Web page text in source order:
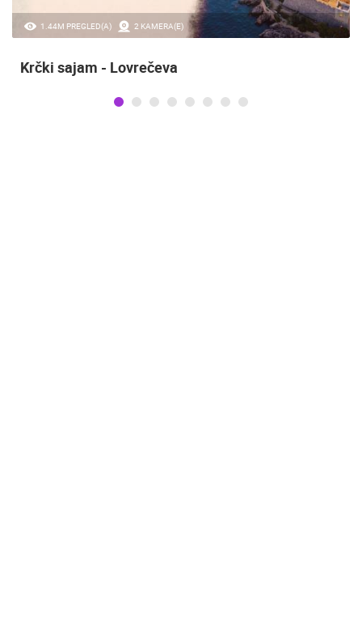
1.44M PREGLED(A) 2 KAMERA(E)
Krčki sajam - Lovrečeva